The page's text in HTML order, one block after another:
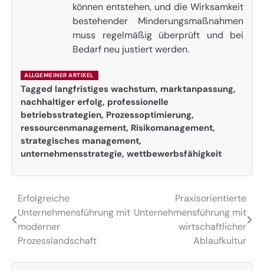
können entstehen, und die Wirksamkeit
bestehender Minderungsmaßnahmen
muss regelmäßig überprüft und bei
Bedarf neu justiert werden.
ALLGEMEINER ARTIKEL
Tagged langfristiges wachstum, marktanpassung,
nachhaltiger erfolg, professionelle
betriebsstrategien, Prozessoptimierung,
ressourcenmanagement, Risikomanagement,
strategisches management,
unternehmensstrategie, wettbewerbsfähigkeit
Post
navigation
Erfolgreiche
Unternehmensführung mit
moderner
Prozesslandschaft
Praxisorientierte
Unternehmensführung mit
wirtschaftlicher
Ablaufkultur